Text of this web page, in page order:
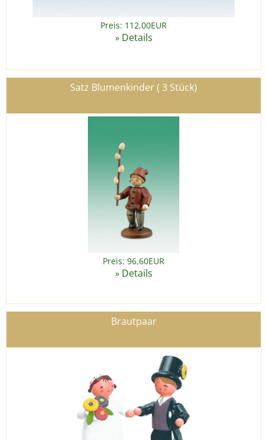
Preis: 112,00EUR
» Details
Satz Blumenkinder ( 3 Stück)
Preis: 96,60EUR
» Details
Brautpaar